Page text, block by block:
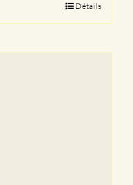
Détails